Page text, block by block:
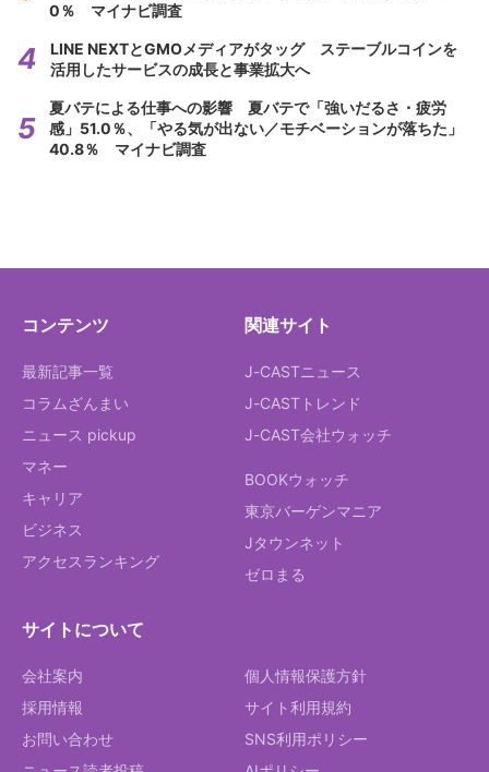
0％ マイナビ調査
LINE NEXTとGMOメディアがタッグ ステーブルコインを
活用したサービスの成長と事業拡大へ
夏バテによる仕事への影響 夏バテで「強いだるさ・疲労
感」51.0％、「やる気が出ない／モチベーションが落ちた」
40.8％ マイナビ調査
コンテンツ
最新記事一覧
コラムざんまい
ニュース pickup
マネー
キャリア
ビジネス
アクセスランキング
関連サイト
J-CASTニュース
J-CASTトレンド
J-CAST会社ウォッチ
BOOKウォッチ
東京バーゲンマニア
Jタウンネット
ゼロまる
サイトについて
会社案内
採用情報
お問い合わせ
個人情報保護方針
サイト利用規約
SNS利用ポリシー